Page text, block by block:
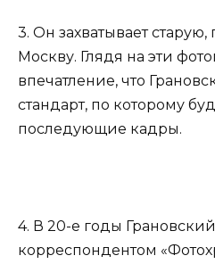
3. Он захватывает
Москву. Глядя на эти
впечатление, что
стандарт, по которому
последующие кадры.
4. В 20-е годы
корреспондентом